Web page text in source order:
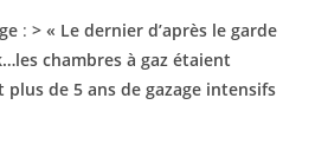
:> « Le dernier d’après le garde
chambres à gaz étaient
de 5 ans de gazage intensifs